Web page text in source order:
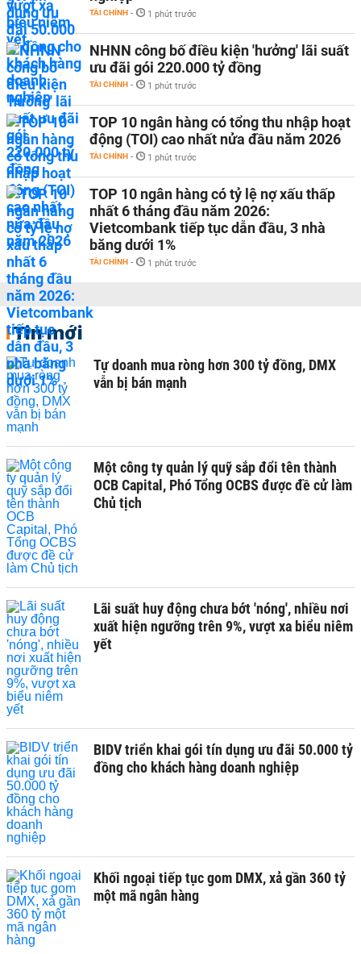
TÀI CHÍNH - 1 phút trước
NHNN công bố điều kiện 'hưởng' lãi suất
ưu đãi gói 220.000 tỷ đồng
TÀI CHÍNH - 1 phút trước
TOP 10 ngân hàng có tổng thu nhập hoạt
động (TOI) cao nhất nửa đầu năm 2026
TÀI CHÍNH - 1 phút trước
TOP 10 ngân hàng có tỷ lệ nợ xấu thấp
nhất 6 tháng đầu năm 2026:
Vietcombank tiếp tục dẫn đầu, 3 nhà
băng dưới 1%
TÀI CHÍNH - 1 phút trước
Tin mới
Tự doanh mua ròng hơn 300 tỷ đồng, DMX
vẫn bị bán mạnh
Một công ty quản lý quỹ sắp đổi tên thành
OCB Capital, Phó Tổng OCBS được đề cử làm
Chủ tịch
Lãi suất huy động chưa bớt 'nóng', nhiều nơi
xuất hiện ngưỡng trên 9%, vượt xa biểu niêm
yết
BIDV triển khai gói tín dụng ưu đãi 50.000 tỷ
đồng cho khách hàng doanh nghiệp
Khối ngoại tiếp tục gom DMX, xả gần 360 tỷ
một mã ngân hàng